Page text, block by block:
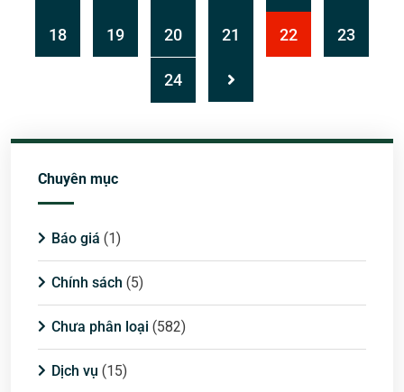
18 19 20 21 22 23
24
Chuyên mục
Báo giá (1)
Chính sách (5)
Chưa phân loại (582)
Dịch vụ (15)